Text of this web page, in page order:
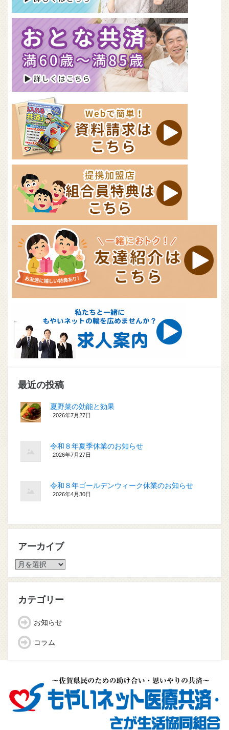
最近の投稿
夏野菜の効能と効果
2026年7月27日
令和８年夏季休業のお知らせ
2026年7月27日
令和８年ゴールデンウィーク休業のお知らせ
2026年4月30日
アーカイブ
ア
カ
ブ
カテゴリー
お知らせ
コラム